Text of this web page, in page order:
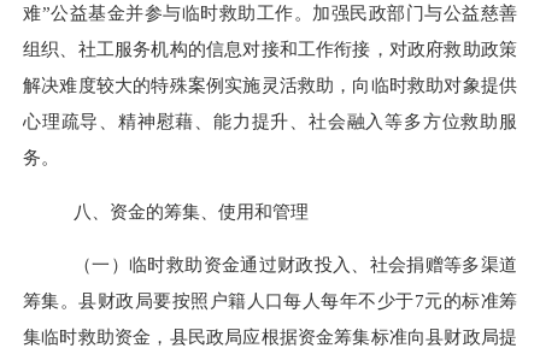
难”公益基金并参与临时救助工作。加强民政部门与公益慈善
组织、社工服务机构的信息对接和工作衔接，对政府救助政策
解决难度较大的特殊案例实施灵活救助，向临时救助对象提供
心理疏导、精神慰藉、能力提升、社会融入等多方位救助服
务。
八、资金的筹集、使用和管理
（一）临时救助资金通过财政投入、社会捐赠等多渠道
筹集。县财政局要按照户籍人口每人每年不少于7元的标准筹
集临时救助资金，县民政局应根据资金筹集标准向县财政局提